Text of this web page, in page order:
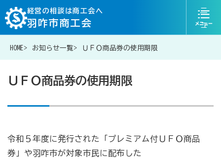
経営の相談は商工会へ
羽咋市商工会
ニ
ュ
HOME お知らせ一覧 ＵＦＯ商品券の使用期限
ＵＦＯ商品券の使用期限
令和５年度に発行された「プレミアム付ＵＦＯ商品
券」や羽咋市が対象市民に配布した
お問い合わせ 076-204-6829
補助金・助成金一覧